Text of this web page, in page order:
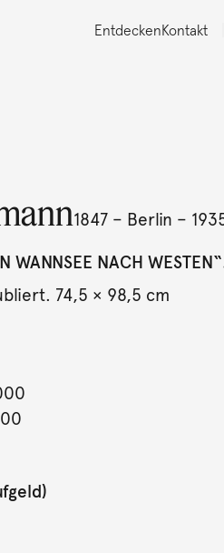
EntdeckenKontakt
1847 – Berlin –
WANNSEE NACH
74,5 × 98,5 cm